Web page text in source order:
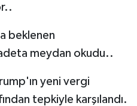
beklenen
meydan okudu..
yeni vergi
tepkiyle karşılandı.